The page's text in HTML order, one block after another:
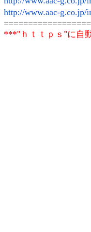
http://www.aac-
***"ｈｔｔｐｓ"に自